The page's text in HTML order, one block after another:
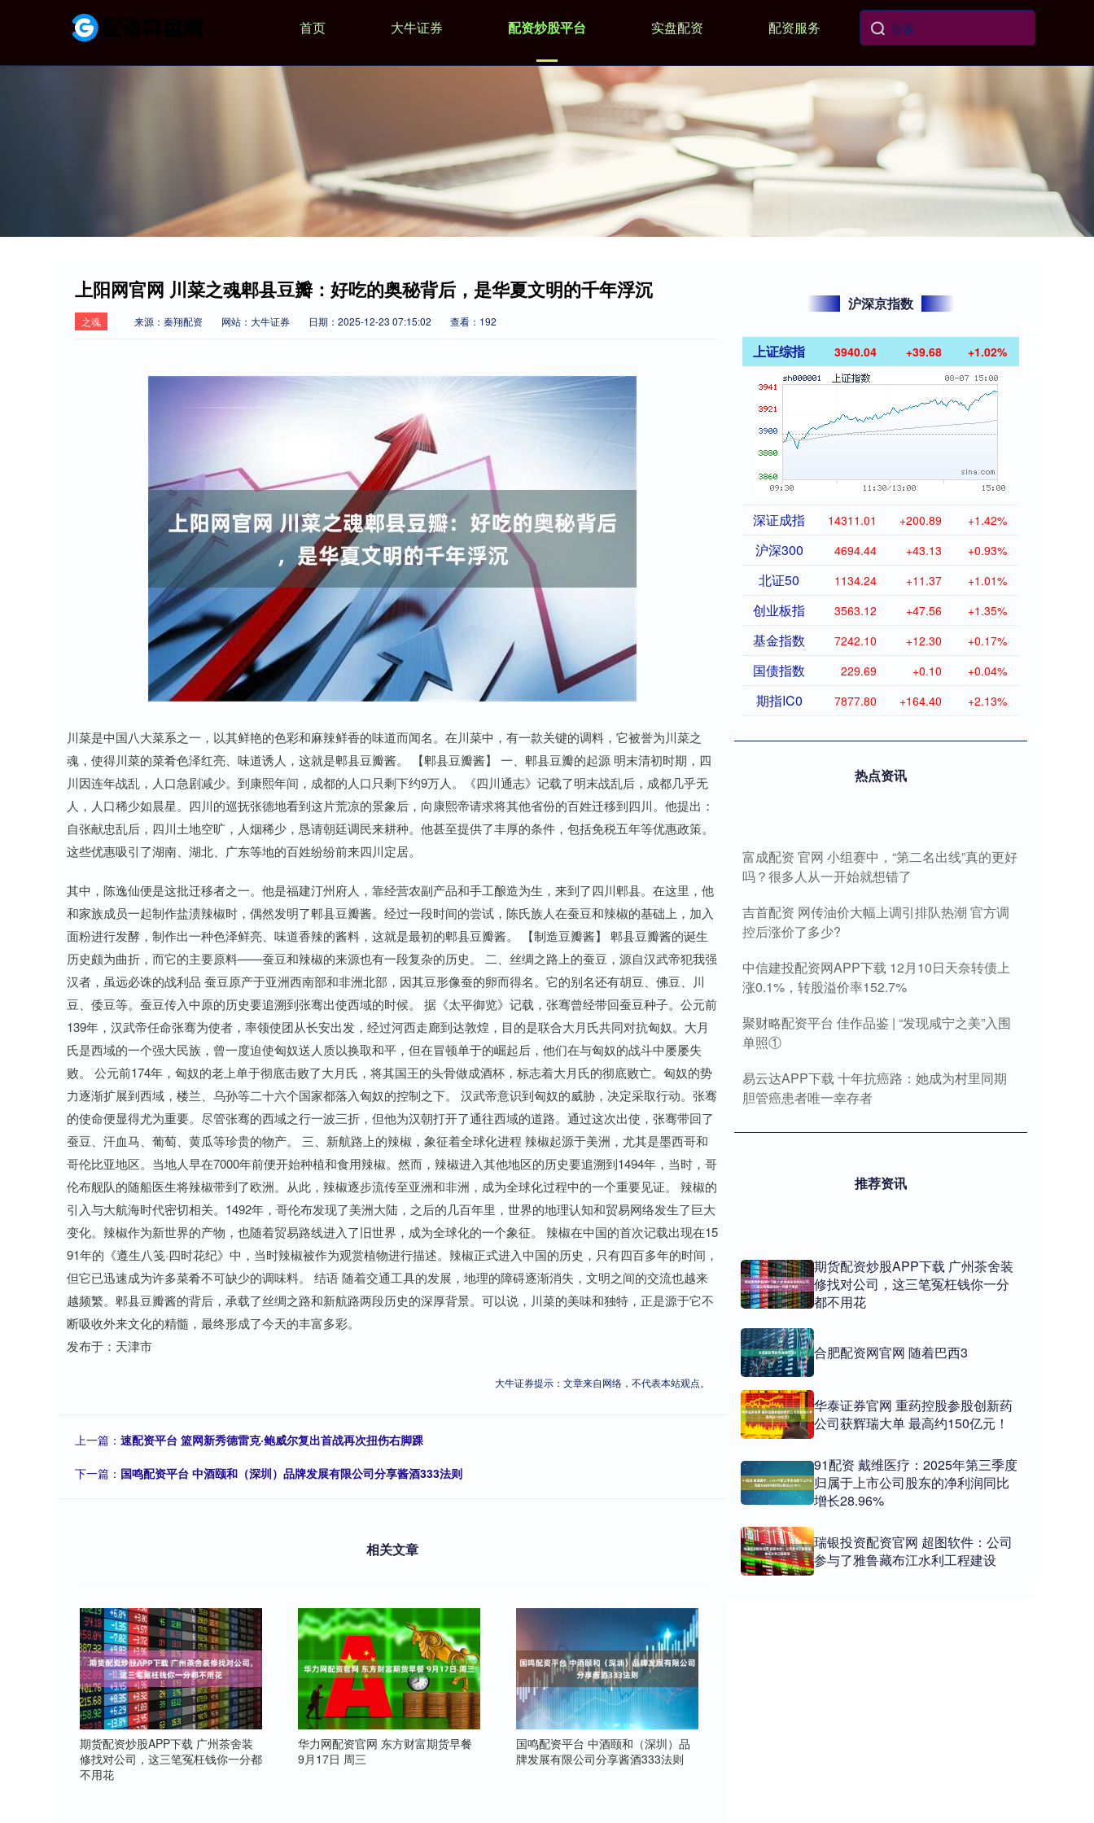
首页 大牛证券 配资炒股平台 实盘配资 配资服务
上阳网官网 川菜之魂郫县豆瓣：好吃的奥秘背后，是华夏文明的千年浮沉
之魂 来源：秦翔配资 网站：大牛证券 日期：2025-12-23 07:15:02 查看：192
川菜是中国八大菜系之一，以其鲜艳的色彩和麻辣鲜香的味道而闻名。在川菜中，有一款关键的调料，它被誉为川菜之
魂，使得川菜的菜肴色泽红亮、味道诱人，这就是郫县豆瓣酱。 【郫县豆瓣酱】 一、郫县豆瓣的起源 明末清初时期，四
川因连年战乱，人口急剧减少。到康熙年间，成都的人口只剩下约9万人。《四川通志》记载了明末战乱后，成都几乎无
人，人口稀少如晨星。四川的巡抚张德地看到这片荒凉的景象后，向康熙帝请求将其他省份的百姓迁移到四川。他提出：
自张献忠乱后，四川土地空旷，人烟稀少，恳请朝廷调民来耕种。他甚至提供了丰厚的条件，包括免税五年等优惠政策。
这些优惠吸引了湖南、湖北、广东等地的百姓纷纷前来四川定居。
其中，陈逸仙便是这批迁移者之一。他是福建汀州府人，靠经营农副产品和手工酿造为生，来到了四川郫县。在这里，他
和家族成员一起制作盐渍辣椒时，偶然发明了郫县豆瓣酱。经过一段时间的尝试，陈氏族人在蚕豆和辣椒的基础上，加入
面粉进行发酵，制作出一种色泽鲜亮、味道香辣的酱料，这就是最初的郫县豆瓣酱。 【制造豆瓣酱】 郫县豆瓣酱的诞生
历史颇为曲折，而它的主要原料——蚕豆和辣椒的来源也有一段复杂的历史。 二、丝绸之路上的蚕豆，源自汉武帝犯我强
汉者，虽远必诛的战利品 蚕豆原产于亚洲西南部和非洲北部，因其豆形像蚕的卵而得名。它的别名还有胡豆、佛豆、川
豆、倭豆等。蚕豆传入中原的历史要追溯到张骞出使西域的时候。 据《太平御览》记载，张骞曾经带回蚕豆种子。公元前
139年，汉武帝任命张骞为使者，率领使团从长安出发，经过河西走廊到达敦煌，目的是联合大月氏共同对抗匈奴。大月
氏是西域的一个强大民族，曾一度迫使匈奴送人质以换取和平，但在冒顿单于的崛起后，他们在与匈奴的战斗中屡屡失
败。 公元前174年，匈奴的老上单于彻底击败了大月氏，将其国王的头骨做成酒杯，标志着大月氏的彻底败亡。匈奴的势
力逐渐扩展到西域，楼兰、乌孙等二十六个国家都落入匈奴的控制之下。 汉武帝意识到匈奴的威胁，决定采取行动。张骞
的使命便显得尤为重要。尽管张骞的西域之行一波三折，但他为汉朝打开了通往西域的道路。通过这次出使，张骞带回了
蚕豆、汗血马、葡萄、黄瓜等珍贵的物产。 三、新航路上的辣椒，象征着全球化进程 辣椒起源于美洲，尤其是墨西哥和
哥伦比亚地区。当地人早在7000年前便开始种植和食用辣椒。然而，辣椒进入其他地区的历史要追溯到1494年，当时，哥
伦布舰队的随船医生将辣椒带到了欧洲。从此，辣椒逐步流传至亚洲和非洲，成为全球化过程中的一个重要见证。 辣椒的
引入与大航海时代密切相关。1492年，哥伦布发现了美洲大陆，之后的几百年里，世界的地理认知和贸易网络发生了巨大
变化。辣椒作为新世界的产物，也随着贸易路线进入了旧世界，成为全球化的一个象征。 辣椒在中国的首次记载出现在15
91年的《遵生八笺·四时花纪》中，当时辣椒被作为观赏植物进行描述。辣椒正式进入中国的历史，只有四百多年的时间，
但它已迅速成为许多菜肴不可缺少的调味料。 结语 随着交通工具的发展，地理的障碍逐渐消失，文明之间的交流也越来
越频繁。郫县豆瓣酱的背后，承载了丝绸之路和新航路两段历史的深厚背景。可以说，川菜的美味和独特，正是源于它不
断吸收外来文化的精髓，最终形成了今天的丰富多彩。
发布于：天津市
大牛证券提示：文章来自网络，不代表本站观点。
上一篇： 速配资平台 篮网新秀德雷克·鲍威尔复出首战再次扭伤右脚踝
下一篇： 国鸣配资平台 中酒颐和（深圳）品牌发展有限公司分享酱酒333法则
相关文章
期货配资炒股APP下载 广州茶舍装
修找对公司，这三笔冤枉钱你一分都
不用花
华力网配资官网 东方财富期货早餐
9月17日 周三
国鸣配资平台 中酒颐和（深圳）品
牌发展有限公司分享酱酒333法则
沪深京指数
上证综指 3940.04 +39.68 +1.02%
深证成指 14311.01 +200.89 +1.42%
沪深300 4694.44 +43.13 +0.93%
北证50 1134.24 +11.37 +1.01%
创业板指 3563.12 +47.56 +1.35%
基金指数 7242.10 +12.30 +0.17%
国债指数 229.69 +0.10 +0.04%
期指IC0 7877.80 +164.40 +2.13%
热点资讯
富成配资 官网 小组赛中，“第二名出线”真的更好
吗？很多人从一开始就想错了
吉首配资 网传油价大幅上调引排队热潮 官方调
控后涨价了多少?
中信建投配资网APP下载 12月10日天奈转债上
涨0.1%，转股溢价率152.7%
聚财略配资平台 佳作品鉴 | “发现咸宁之美”入围
单照①
易云达APP下载 十年抗癌路：她成为村里同期
胆管癌患者唯一幸存者
推荐资讯
期货配资炒股APP下载 广州茶舍装
修找对公司，这三笔冤枉钱你一分
都不用花
合肥配资网官网 随着巴西3
华泰证券官网 重药控股参股创新药
公司获辉瑞大单 最高约150亿元！
91配资 戴维医疗：2025年第三季度
归属于上市公司股东的净利润同比
增长28.96%
瑞银投资配资官网 超图软件：公司
参与了雅鲁藏布江水利工程建设